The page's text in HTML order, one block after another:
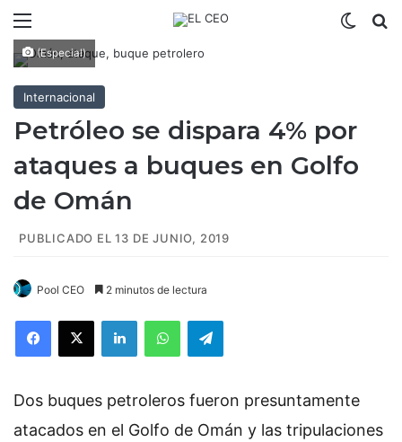
(Especial)
Internacional
Petróleo se dispara 4% por
ataques a buques en Golfo
de Omán
PUBLICADO EL 13 DE JUNIO, 2019
Pool CEO 2 minutos de lectura
Dos buques petroleros fueron presuntamente
atacados en el Golfo de Omán y las tripulaciones